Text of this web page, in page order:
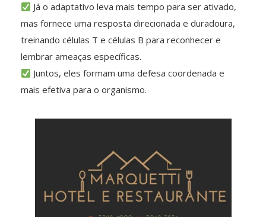
Já o adaptativo leva mais tempo para ser ativado,
mas fornece uma resposta direcionada e duradoura,
treinando células T e células B para reconhecer e
lembrar ameaças específicas.
Juntos, eles formam uma defesa coordenada e
mais efetiva para o organismo.